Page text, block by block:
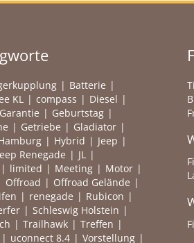
Batterie
KL compass
Diesel
Garantie
Geburtstag
Getriebe
Gladiator
Hybrid
Jeep
Renegade
JL
limited Meeting
Motor
Offroad
Offroad Gelände
renegade
Rubicon
Schleswig Holstein
Trailhawk
Treffen
uconnect 8.4 Vorstellung